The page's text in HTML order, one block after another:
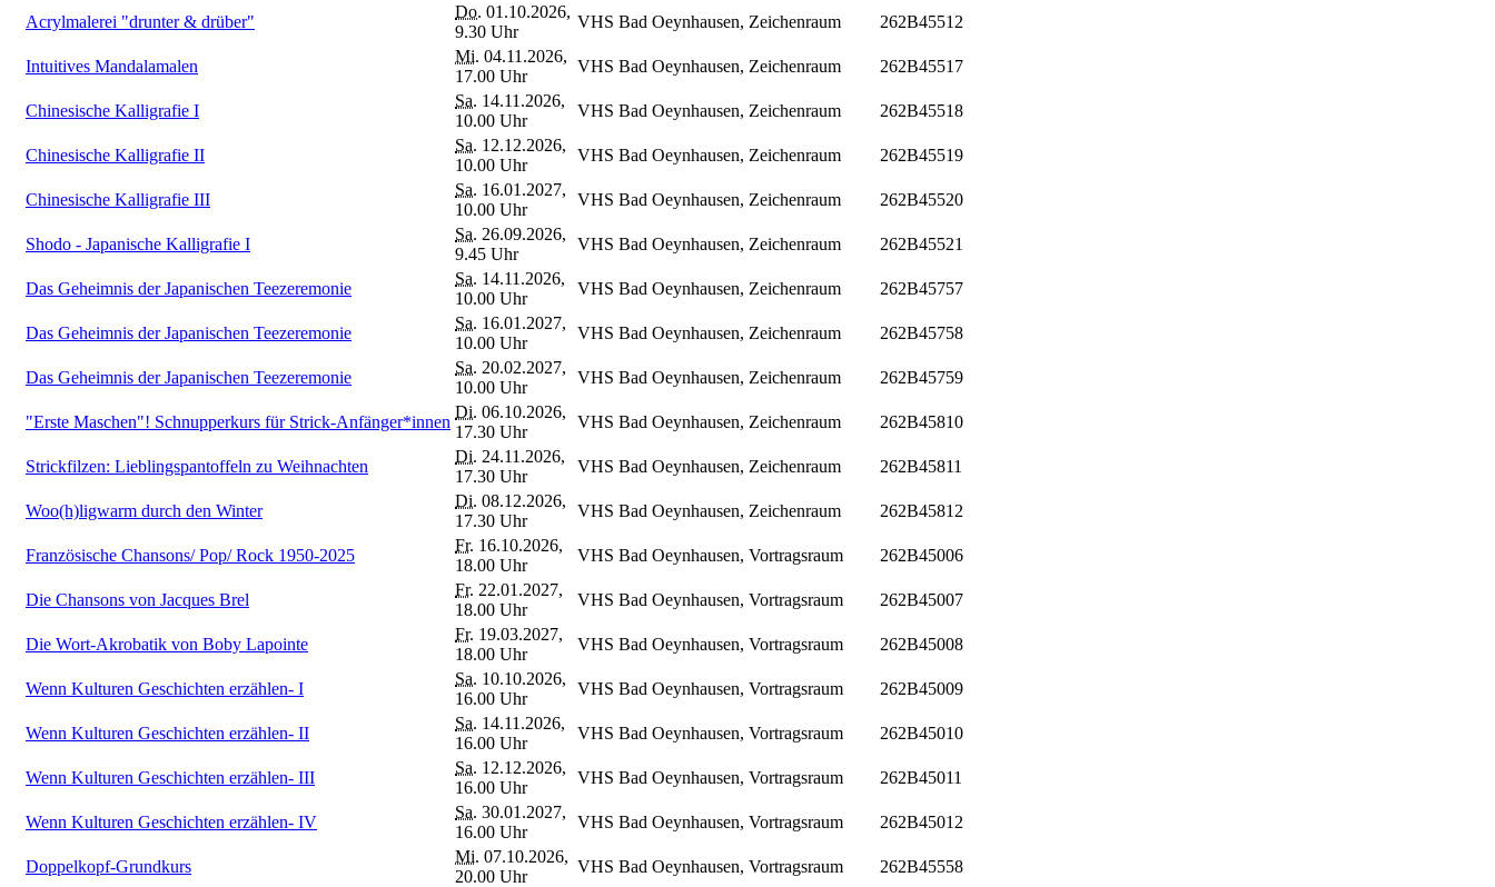
Acrylmalerei "drunter & drüber"
Do. 01.10.2026,
9.30 Uhr
VHS Bad Oeynhausen, Zeichenraum 262B45512
Intuitives Mandalamalen
Mi. 04.11.2026,
17.00 Uhr
VHS Bad Oeynhausen, Zeichenraum 262B45517
Chinesische Kalligrafie I
Sa. 14.11.2026,
10.00 Uhr
VHS Bad Oeynhausen, Zeichenraum 262B45518
Chinesische Kalligrafie II
Sa. 12.12.2026,
10.00 Uhr
VHS Bad Oeynhausen, Zeichenraum 262B45519
Chinesische Kalligrafie III
Sa. 16.01.2027,
10.00 Uhr
VHS Bad Oeynhausen, Zeichenraum 262B45520
Shodo - Japanische Kalligrafie I
Sa. 26.09.2026,
9.45 Uhr
VHS Bad Oeynhausen, Zeichenraum 262B45521
Das Geheimnis der Japanischen Teezeremonie
Sa. 14.11.2026,
10.00 Uhr
VHS Bad Oeynhausen, Zeichenraum 262B45757
Das Geheimnis der Japanischen Teezeremonie
Sa. 16.01.2027,
10.00 Uhr
VHS Bad Oeynhausen, Zeichenraum 262B45758
Das Geheimnis der Japanischen Teezeremonie
Sa. 20.02.2027,
10.00 Uhr
VHS Bad Oeynhausen, Zeichenraum 262B45759
"Erste Maschen"! Schnupperkurs für Strick-Anfänger*innen
Di. 06.10.2026,
17.30 Uhr
VHS Bad Oeynhausen, Zeichenraum 262B45810
Strickfilzen: Lieblingspantoffeln zu Weihnachten
Di. 24.11.2026,
17.30 Uhr
VHS Bad Oeynhausen, Zeichenraum 262B45811
Woo(h)ligwarm durch den Winter
Di. 08.12.2026,
17.30 Uhr
VHS Bad Oeynhausen, Zeichenraum 262B45812
Französische Chansons/ Pop/ Rock 1950-2025
Fr. 16.10.2026,
18.00 Uhr
VHS Bad Oeynhausen, Vortragsraum 262B45006
Die Chansons von Jacques Brel
Fr. 22.01.2027,
18.00 Uhr
VHS Bad Oeynhausen, Vortragsraum 262B45007
Die Wort-Akrobatik von Boby Lapointe
Fr. 19.03.2027,
18.00 Uhr
VHS Bad Oeynhausen, Vortragsraum 262B45008
Wenn Kulturen Geschichten erzählen- I
Sa. 10.10.2026,
16.00 Uhr
VHS Bad Oeynhausen, Vortragsraum 262B45009
Wenn Kulturen Geschichten erzählen- II
Sa. 14.11.2026,
16.00 Uhr
VHS Bad Oeynhausen, Vortragsraum 262B45010
Wenn Kulturen Geschichten erzählen- III
Sa. 12.12.2026,
16.00 Uhr
VHS Bad Oeynhausen, Vortragsraum 262B45011
Wenn Kulturen Geschichten erzählen- IV
Sa. 30.01.2027,
16.00 Uhr
VHS Bad Oeynhausen, Vortragsraum 262B45012
Doppelkopf-Grundkurs
Mi. 07.10.2026,
20.00 Uhr
VHS Bad Oeynhausen, Vortragsraum 262B45558